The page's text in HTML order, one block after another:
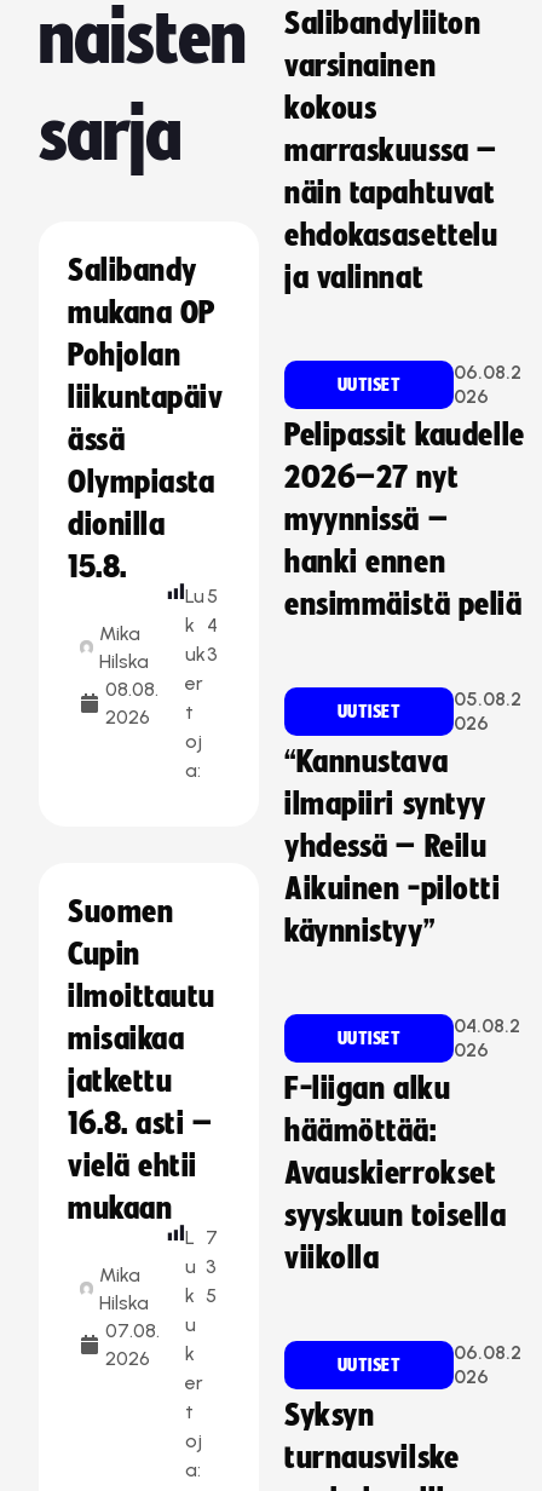
naisten
sarja
Salibandy
mukana OP
Pohjolan
liikuntapäiv
ässä
Olympiasta
dionilla
15.8.
Mika
Hilska
08.08.
2026
Lu
k
uk
er
t
oj
a:
5
4
3
Suomen
Cupin
ilmoittautu
misaikaa
jatkettu
16.8. asti –
vielä ehtii
mukaan
Mika
Hilska
07.08.
2026
L
u
k
u
k
er
t
oj
a:
7
3
5
Salibandyliiton
varsinainen
kokous
marraskuussa –
näin tapahtuvat
ehdokasasettelu
ja valinnat
UUTISET
06.08.2
026
Pelipassit kaudelle
2026–27 nyt
myynnissä –
hanki ennen
ensimmäistä peliä
UUTISET
05.08.2
026
“Kannustava
ilmapiiri syntyy
yhdessä – Reilu
Aikuinen -pilotti
käynnistyy”
UUTISET
04.08.2
026
F-liigan alku
häämöttää:
Avauskierrokset
syyskuun toisella
viikolla
UUTISET
06.08.2
026
Syksyn
turnausvilske